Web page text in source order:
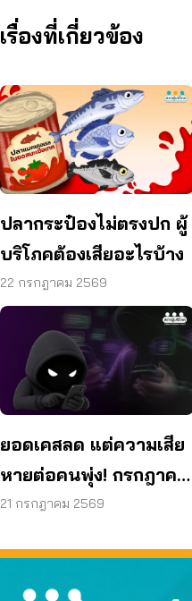
เรื่องที่เกี่ยวข้อง
ปลากระป๋องไม่ตรงปก ผู้
บริโภคต้องเสียอะไรบ้าง
22 กรกฎาคม 2569
ยอดเคสลด แต่ความเสีย
หายต่อคนพุ่ง! กรกฎาคม
แค่ 17 วัน สูญแล้วกว่า
21 กรกฎาคม 2569